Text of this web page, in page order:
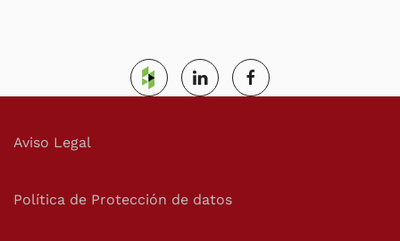
Aviso Legal
Política de Protección de datos